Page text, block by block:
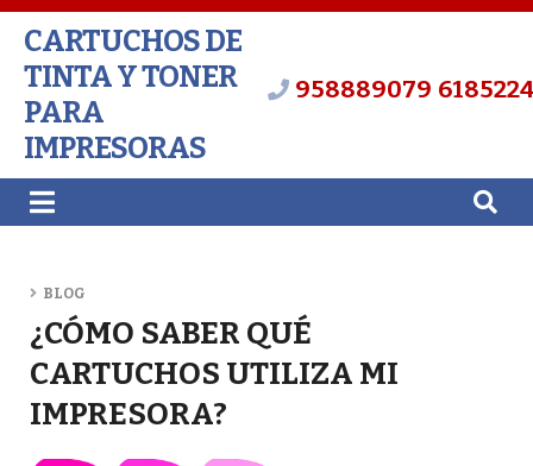
CARTUCHOS DE
TINTA Y TONER
PARA
IMPRESORAS
958889079
¿CÓMO SABER QUÉ
CARTUCHOS UTILIZA MI
IMPRESORA?
BLOG